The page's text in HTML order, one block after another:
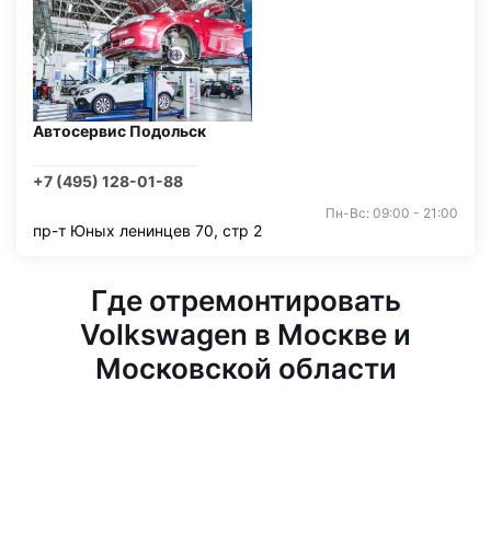
Автосервис Подольск
+7 (495) 128-01-88
Пн-Вс: 09:00 - 21:00
пр-т Юных ленинцев 70, стр 2
Где отремонтировать
Volkswagen в Москве и
Московской области